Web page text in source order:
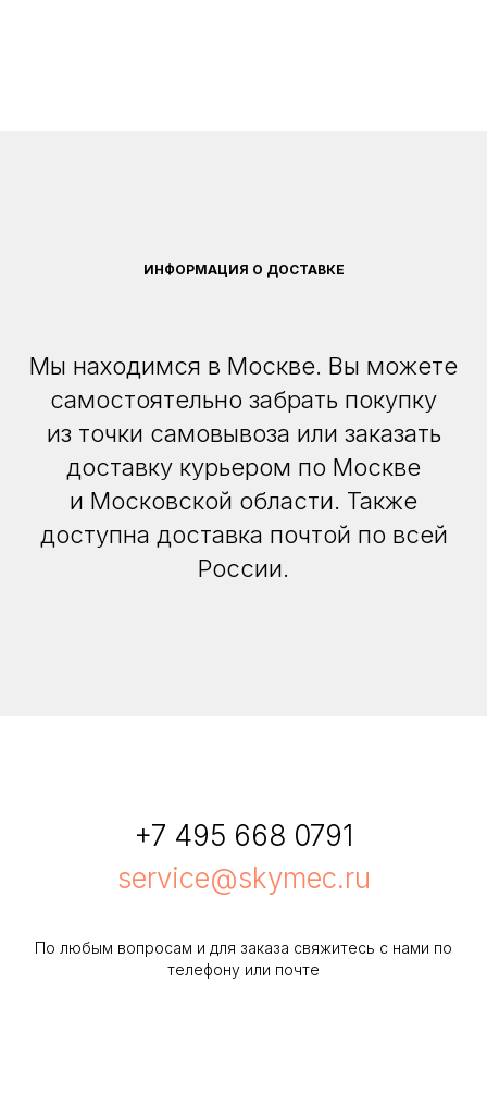
ИНФОРМАЦИЯ О ДОСТАВКЕ
Мы находимся в Москве. Вы можете
самостоятельно забрать покупку
из точки самовывоза или заказать
доставку курьером по Москве
и Московской области. Также
доступна доставка почтой по всей
России.
+7 495 668 0791
service@skymec.ru
По любым вопросам и для заказа свяжитесь с нами по
телефону или почте